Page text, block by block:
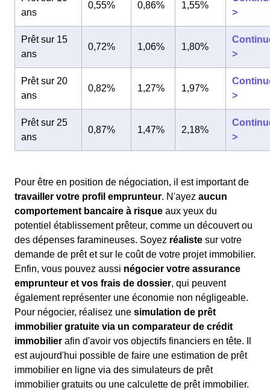
ans
0,55% 0,86% 1,55%
>
Prêt sur 15
ans
0,72% 1,06% 1,80%
>
Prêt sur 20
ans
0,82% 1,27% 1,97%
>
Prêt sur 25
ans
0,87% 1,47% 2,18%
>
Pour être en position de négociation, il est important de
travailler votre profil emprunteur. N'ayez aucun
comportement bancaire à risque aux yeux du
potentiel établissement prêteur, comme un découvert ou
des dépenses faramineuses. Soyez réaliste sur votre
demande de prêt et sur le coût de votre projet immobilier.
Enfin, vous pouvez aussi négocier votre assurance
emprunteur et vos frais de dossier, qui peuvent
également représenter une économie non négligeable.
Pour négocier, réalisez une simulation de prêt
immobilier gratuite via un comparateur de crédit
immobilier afin d'avoir vos objectifs financiers en tête. Il
est aujourd'hui possible de faire une estimation de prêt
immobilier en ligne via des simulateurs de prêt
immobilier gratuits ou une calculette de prêt immobilier.